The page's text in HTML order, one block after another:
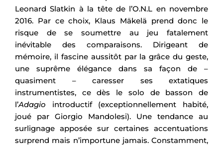
Leonard Slatkin à la tête de l’O.N.L en novembre
2016. Par ce choix, Klaus Mäkelä prend donc le
risque de se soumettre au jeu fatalement
inévitable des comparaisons. Dirigeant de
mémoire, il fascine aussitôt par la grâce du geste,
une suprême élégance dans sa façon de –
quasiment – caresser ses extatiques
instrumentistes, ce dès le solo de basson de
l’Adagio introductif (exceptionnellement habité,
joué par Giorgio Mandolesi). Une tendance au
surlignage apposée sur certaines accentuations
surprend mais n’importune jamais. Constamment,